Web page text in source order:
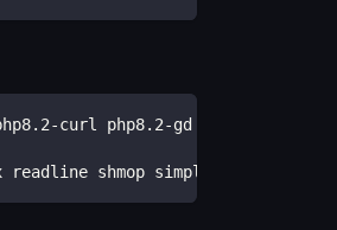
curl php8.2-gd php8.2-
shmop simplexml sockets